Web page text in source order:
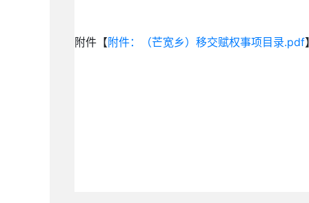
附件【附件：（芒宽乡）移交赋权事项目录.pdf